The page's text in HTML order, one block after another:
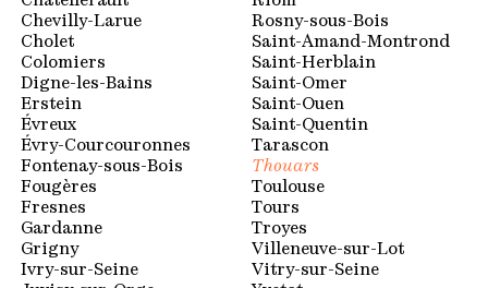
Chevilly-Larue
Cholet
Colomiers
Digne-les-Bains
Erstein
Évreux
Évry-Courcouronnes
Fontenay-sous-Bois
Fougères
Fresnes
Gardanne
Grigny
Ivry-sur-Seine
Rosny-sous-Bois
Saint-Amand-Montrond
Saint-Herblain
Saint-Omer
Saint-Ouen
Saint-Quentin
Tarascon
Thouars
Toulouse
Tours
Troyes
Villeneuve-sur-Lot
Vitry-sur-Seine